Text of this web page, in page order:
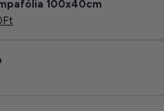
100x40cm
Ft